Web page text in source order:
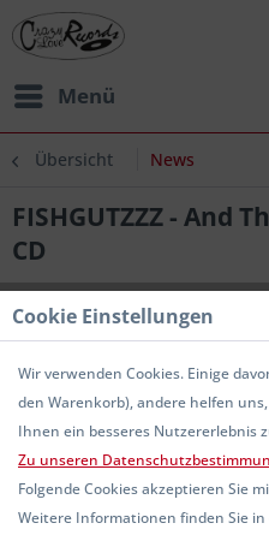
Menü
Übersicht News
FISHGUTZZZ - And
CD
Cookie Einstellungen
Wir verwenden Cookies. Einige
den Warenkorb), andere helfen
Ihnen ein besseres Nutzererlebnis
Zu unseren
Folgende Cookies akzeptieren Sie
Weitere Informationen finden Sie